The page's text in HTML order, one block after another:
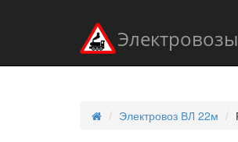
Электровоз ВЛ 22м